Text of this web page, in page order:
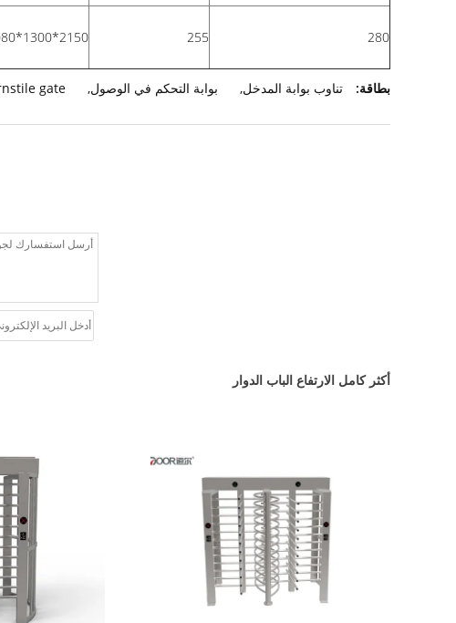
280
255 2150*1300*1080ملم/
بطاقة: تناوب بوابة المدخل, بوابة التحكم في الوصول,
gate
أكثر كامل الارتفاع الباب الدوار